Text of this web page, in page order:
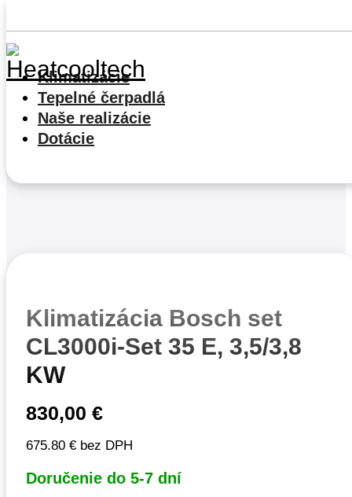
Klimatizácie
Tepelné čerpadlá
Naše realizácie
Dotácie
Klimatizácia Bosch set
CL3000i-Set 35 E, 3,5/3,8
KW
830,00 €
675.80 € bez DPH
Doručenie do 5-7 dní